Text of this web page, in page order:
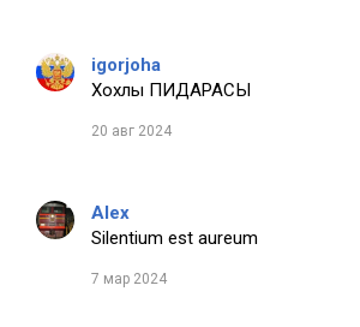
igorjoha
Хохлы ПИДАРАСЫ
20 авг 2024
Alex
Silentium est aureum
7 мар 2024